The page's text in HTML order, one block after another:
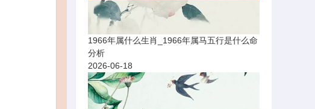
1966年属什么生肖_1966年属马五行是什么命
分析
2026-06-18